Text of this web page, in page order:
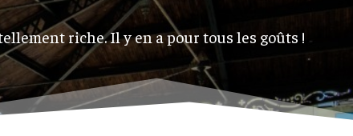
riche. Il y en a pour tous les goûts !